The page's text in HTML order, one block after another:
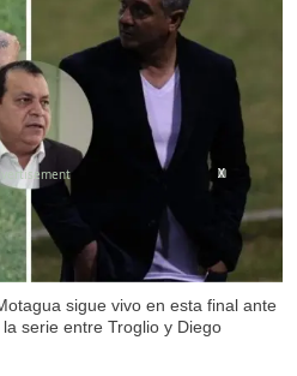
sigue vivo en esta final ante
serie entre Troglio y Diego
X
X